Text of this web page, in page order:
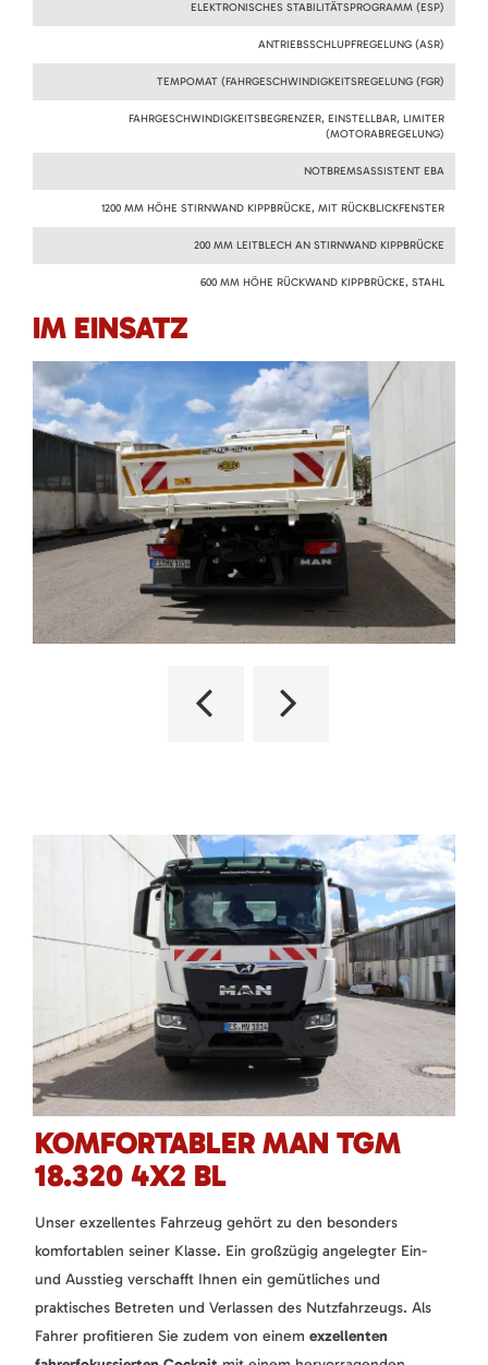
ELEKTRONISCHES STABILITÄTSPROGRAMM (ESP)
ANTRIEBSSCHLUPFREGELUNG (ASR)
TEMPOMAT (FAHRGESCHWINDIGKEITSREGELUNG (FGR)
FAHRGESCHWINDIGKEITSBEGRENZER, EINSTELLBAR, LIMITER
(MOTORABREGELUNG)
NOTBREMSASSISTENT EBA
1200 MM HÖHE STIRNWAND KIPPBRÜCKE, MIT RÜCKBLICKFENSTER
200 MM LEITBLECH AN STIRNWAND KIPPBRÜCKE
600 MM HÖHE RÜCKWAND KIPPBRÜCKE, STAHL
IM EINSATZ
KOMFORTABLER MAN TGM
18.320 4X2 BL
Unser exzellentes Fahrzeug gehört zu den besonders
komfortablen seiner Klasse. Ein großzügig angelegter Ein-
und Ausstieg verschafft Ihnen ein gemütliches und
praktisches Betreten und Verlassen des Nutzfahrzeugs. Als
Fahrer profitieren Sie zudem von einem exzellenten